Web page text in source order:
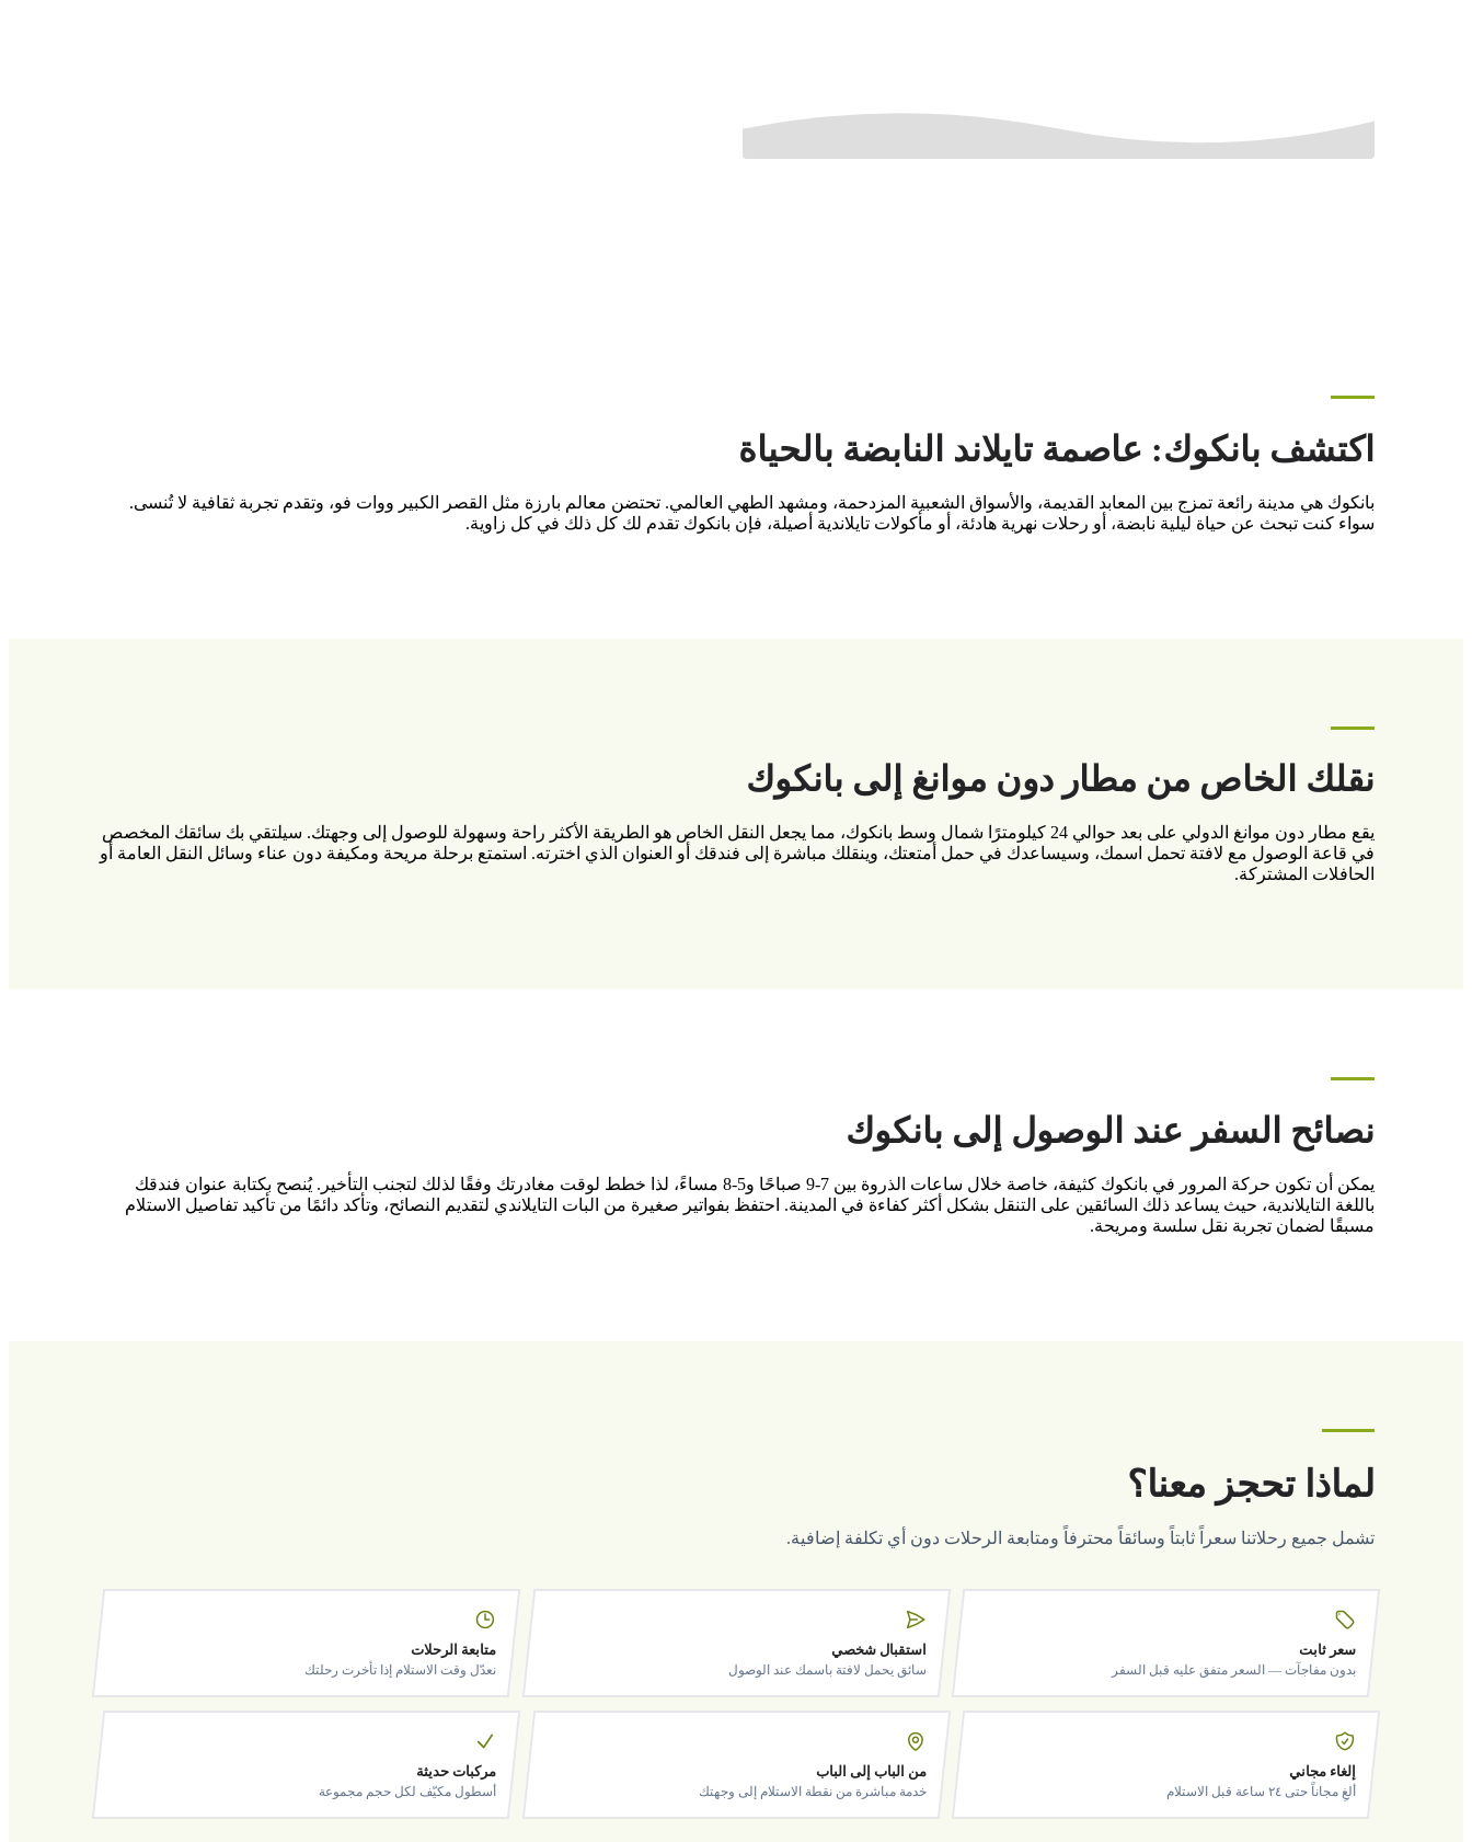
اكتشف بانكوك: عاصمة تايلاند النابضة بالحياة
بانكوك هي مدينة رائعة تمزج بين المعابد القديمة، والأسواق الشعبية المزدحمة، ومشهد الطهي العالمي. تحتضن معالم بارزة مثل القصر الكبير ووات فو، وتقدم تجربة ثقافية لا تُنسى.
سواء كنت تبحث عن حياة ليلية نابضة، أو رحلات نهرية هادئة، أو مأكولات تايلاندية أصيلة، فإن بانكوك تقدم لك كل ذلك في كل زاوية.
نقلك الخاص من مطار دون موانغ إلى بانكوك
يقع مطار دون موانغ الدولي على بعد حوالي 24 كيلومترًا شمال وسط بانكوك، مما يجعل النقل الخاص هو الطريقة الأكثر راحة وسهولة للوصول إلى وجهتك. سيلتقي بك سائقك المخصص
في قاعة الوصول مع لافتة تحمل اسمك، وسيساعدك في حمل أمتعتك، وينقلك مباشرة إلى فندقك أو العنوان الذي اخترته. استمتع برحلة مريحة ومكيفة دون عناء وسائل النقل العامة أو
الحافلات المشتركة.
نصائح السفر عند الوصول إلى بانكوك
يمكن أن تكون حركة المرور في بانكوك كثيفة، خاصة خلال ساعات الذروة بين 7-9 صباحًا و5-8 مساءً، لذا خطط لوقت مغادرتك وفقًا لذلك لتجنب التأخير. يُنصح بكتابة عنوان فندقك
باللغة التايلاندية، حيث يساعد ذلك السائقين على التنقل بشكل أكثر كفاءة في المدينة. احتفظ بفواتير صغيرة من البات التايلاندي لتقديم النصائح، وتأكد دائمًا من تأكيد تفاصيل الاستلام
مسبقًا لضمان تجربة نقل سلسة ومريحة.
لماذا تحجز معنا؟
تشمل جميع رحلاتنا سعراً ثابتاً وسائقاً محترفاً ومتابعة الرحلات دون أي تكلفة إضافية.
سعر ثابت
بدون مفاجآت — السعر متفق عليه قبل السفر
استقبال شخصي
سائق يحمل لافتة باسمك عند الوصول
متابعة الرحلات
نعدّل وقت الاستلام إذا تأخرت رحلتك
إلغاء مجاني
ألغِ مجاناً حتى ٢٤ ساعة قبل الاستلام
من الباب إلى الباب
خدمة مباشرة من نقطة الاستلام إلى وجهتك
مركبات حديثة
أسطول مكيّف لكل حجم مجموعة